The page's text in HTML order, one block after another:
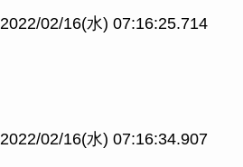
2022/02/16(水) 07:16:25.714
2022/02/16(水) 07:16:34.907